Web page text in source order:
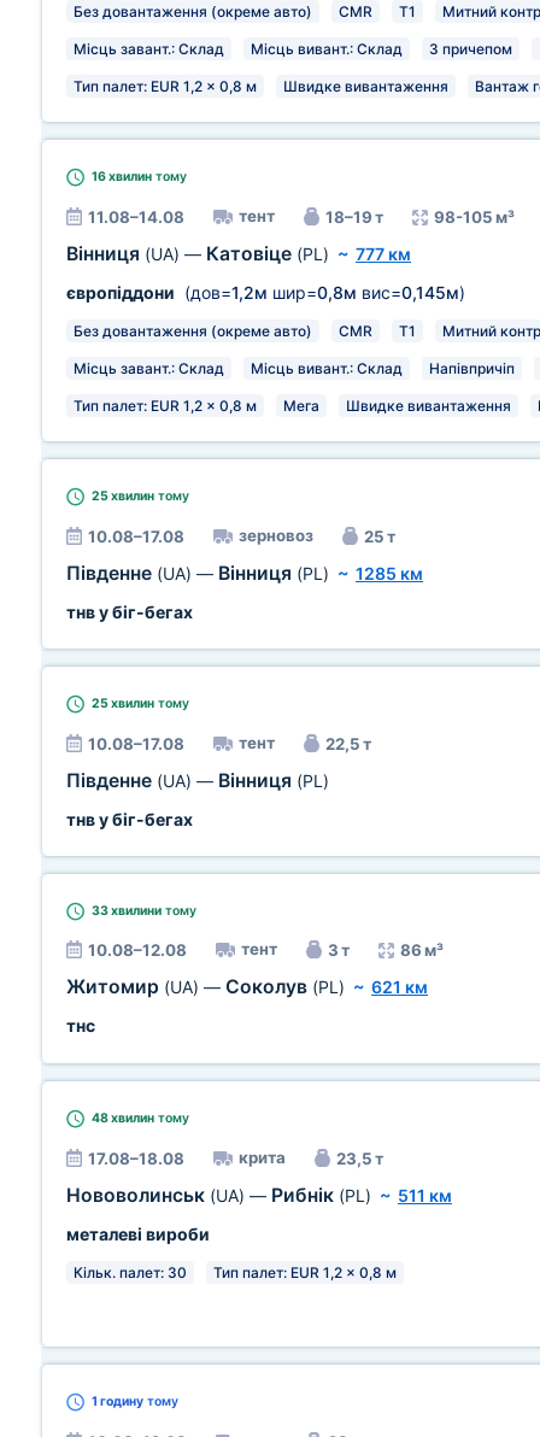
Без довантаження (окреме авто) CMR T1 Митний
Місць завант.: Склад Місць вивант.: Склад З причепом
Тип палет: EUR 1,2 x 0,8 м Швидке вивантаження Вантаж
16 хвилин тому
11.08–14.08 тент 18–19 т 98-105 м³
Вінниця (UA) — Катовіце (PL) ~ 777 км
європіддони (дов=1,2м шир=0,8м вис=0,145м)
Без довантаження (окреме авто) CMR T1 Митний
Місць завант.: Склад Місць вивант.: Склад Напівпричіп
Тип палет: EUR 1,2 x 0,8 м Мега Швидке вивантаження
25 хвилин тому
10.08–17.08 зерновоз 25 т
Південне (UA) — Вінниця (PL) ~ 1285 км
тнв у біг-бегах
25 хвилин тому
10.08–17.08 тент 22,5 т
Південне (UA) — Вінниця (PL)
тнв у біг-бегах
33 хвилини тому
10.08–12.08 тент 3 т 86 м³
Житомир (UA) — Соколув (PL) ~ 621 км
тнс
48 хвилин тому
17.08–18.08 крита 23,5 т
Нововолинськ (UA) — Рибнік (PL) ~ 511 км
металеві вироби
Кільк. палет: 30 Тип палет: EUR 1,2 x 0,8 м
1 годину тому